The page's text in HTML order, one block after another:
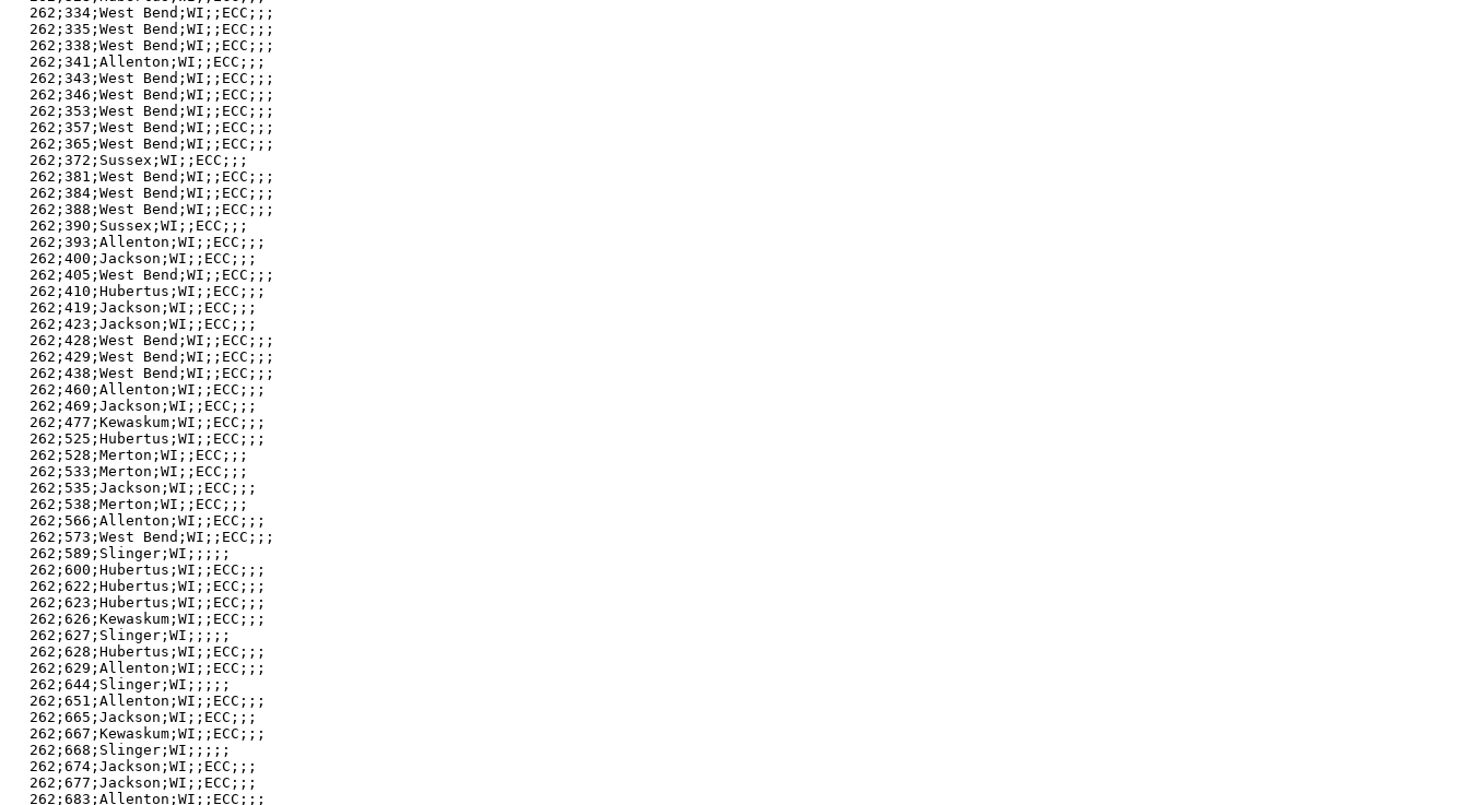
262;334;West Bend;WI;;ECC;;;
262;335;West Bend;WI;;ECC;;;
262;338;West Bend;WI;;ECC;;;
262;341;Allenton;WI;;ECC;;;
262;343;West Bend;WI;;ECC;;;
262;346;West Bend;WI;;ECC;;;
262;353;West Bend;WI;;ECC;;;
262;357;West Bend;WI;;ECC;;;
262;365;West Bend;WI;;ECC;;;
262;372;Sussex;WI;;ECC;;;
262;381;West Bend;WI;;ECC;;;
262;384;West Bend;WI;;ECC;;;
262;388;West Bend;WI;;ECC;;;
262;390;Sussex;WI;;ECC;;;
262;393;Allenton;WI;;ECC;;;
262;400;Jackson;WI;;ECC;;;
262;405;West Bend;WI;;ECC;;;
262;410;Hubertus;WI;;ECC;;;
262;419;Jackson;WI;;ECC;;;
262;423;Jackson;WI;;ECC;;;
262;428;West Bend;WI;;ECC;;;
262;429;West Bend;WI;;ECC;;;
262;438;West Bend;WI;;ECC;;;
262;460;Allenton;WI;;ECC;;;
262;469;Jackson;WI;;ECC;;;
262;477;Kewaskum;WI;;ECC;;;
262;525;Hubertus;WI;;ECC;;;
262;528;Merton;WI;;ECC;;;
262;533;Merton;WI;;ECC;;;
262;535;Jackson;WI;;ECC;;;
262;538;Merton;WI;;ECC;;;
262;566;Allenton;WI;;ECC;;;
262;573;West Bend;WI;;ECC;;;
262;589;Slinger;WI;;;;;
262;600;Hubertus;WI;;ECC;;;
262;622;Hubertus;WI;;ECC;;;
262;623;Hubertus;WI;;ECC;;;
262;626;Kewaskum;WI;;ECC;;;
262;627;Slinger;WI;;;;;
262;628;Hubertus;WI;;ECC;;;
262;629;Allenton;WI;;ECC;;;
262;644;Slinger;WI;;;;;
262;651;Allenton;WI;;ECC;;;
262;665;Jackson;WI;;ECC;;;
262;667;Kewaskum;WI;;ECC;;;
262;668;Slinger;WI;;;;;
262;674;Jackson;WI;;ECC;;;
262;677;Jackson;WI;;ECC;;;
262;683;Allenton;WI;;ECC;;;